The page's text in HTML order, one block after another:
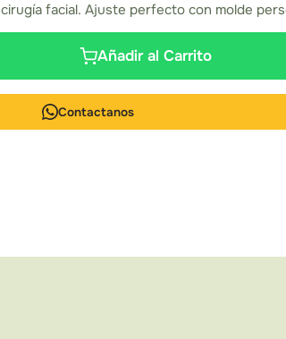
facial. Ajuste perfecto con molde
Añadir al Carrito
Contactanos